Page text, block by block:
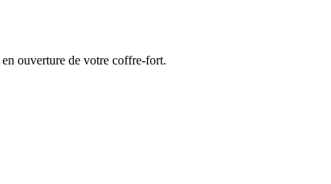
ouverture de votre coffre-fort.